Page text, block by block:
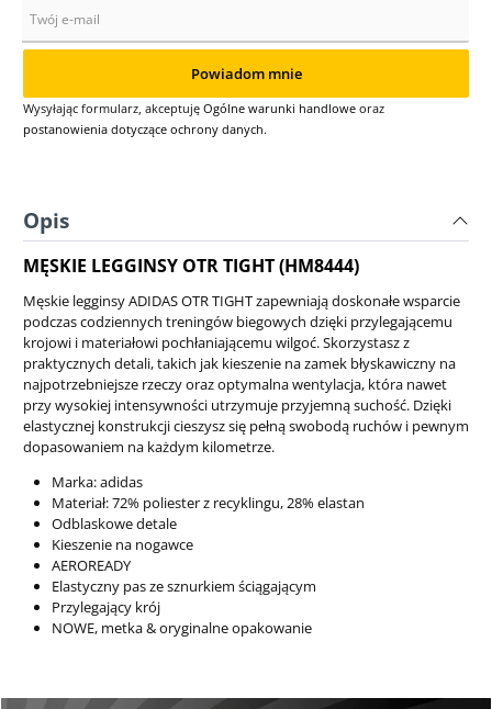
Powiadom mnie
Wysyłając formularz, akceptuję Ogólne warunki handlowe oraz
postanowienia dotyczące ochrony danych.
Opis
MĘSKIE LEGGINSY OTR TIGHT (HM8444)
Męskie legginsy ADIDAS OTR TIGHT zapewniają doskonałe wsparcie
podczas codziennych treningów biegowych dzięki przylegającemu
krojowi i materiałowi pochłaniającemu wilgoć. Skorzystasz z
praktycznych detali, takich jak kieszenie na zamek błyskawiczny na
najpotrzebniejsze rzeczy oraz optymalna wentylacja, która nawet
przy wysokiej intensywności utrzymuje przyjemną suchość. Dzięki
elastycznej konstrukcji cieszysz się pełną swobodą ruchów i pewnym
dopasowaniem na każdym kilometrze.
Marka: adidas
Materiał: 72% poliester z recyklingu, 28% elastan
Odblaskowe detale
Kieszenie na nogawce
AEROREADY
Elastyczny pas ze sznurkiem ściągającym
Przylegający krój
NOWE, metka & oryginalne opakowanie